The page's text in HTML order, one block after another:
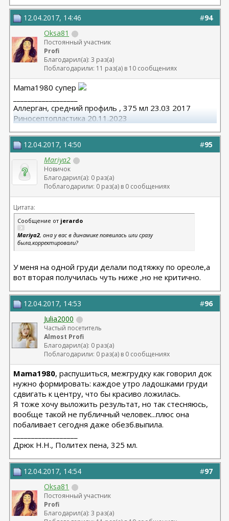
#94
12.04.2017, 14:46
Oksa81
Постоянный участник
Profi
Благодарил(а): 3 раз(а)
Поблагодарили: 11 раз(а) в 10 сообщениях
Mama1980 супер
Аллерган, средний профиль , 375 мл 23.03 2017
Риносептопластика 20.11.2023
вторичная ринопластик 24.06.2025
#95
12.04.2017, 14:50
Mariya2
Новичок
Благодарил(а): 0 раз(а)
Поблагодарили: 0 раз(а) в 0 сообщениях
Цитата:
Сообщение от jerardo
Mariya2, она у вас в динамике появилась или сразу
была,корректировали?
У меня на одной груди делали подтяжку по ореоле,а
вот вторая получилась чуть ниже ,но не критично.
#96
12.04.2017, 14:53
Julia2000
Частый посетитель
Almost Profi
Благодарил(а): 0 раз(а)
Поблагодарили: 0 раз(а) в 0 сообщениях
Mama1980, распушиться, межгрудку как говорил док
нужно формировать: каждое утро ладошками груди
сдвигать к центру, что бы красиво ложилась.
Я тоже хочу выложить результат, но так стесняюсь,
вообще такой не публичный человек...плюс она
побаливает сегодня даже обезб.выпила.
Дрюк Н.Н., Политех пена, 325 мл.
#97
12.04.2017, 14:54
Oksa81
Постоянный участник
Profi
Благодарил(а): 3 раз(а)